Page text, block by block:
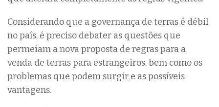
Considerando que a governança de terras é débil
no país, é preciso debater as questões que
permeiam a nova proposta de regras para a
venda de terras para estrangeiros, bem como os
problemas que podem surgir e as possíveis
vantagens.